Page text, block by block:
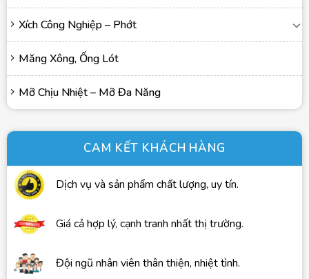
Xích Công Nghiệp – Phớt
Măng Xông, Ống Lót
Mỡ Chịu Nhiệt – Mỡ Đa Năng
CAM KẾT KHÁCH HÀNG
Dịch vụ và sản phẩm chất lượng, uy tín.
Giá cả hợp lý, cạnh tranh nhất thị trường.
Đội ngũ nhân viên thân thiện, nhiệt tình.